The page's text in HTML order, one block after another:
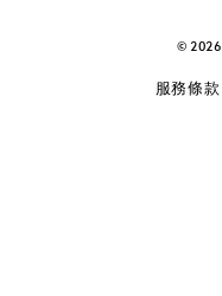
© 2026
服務條款